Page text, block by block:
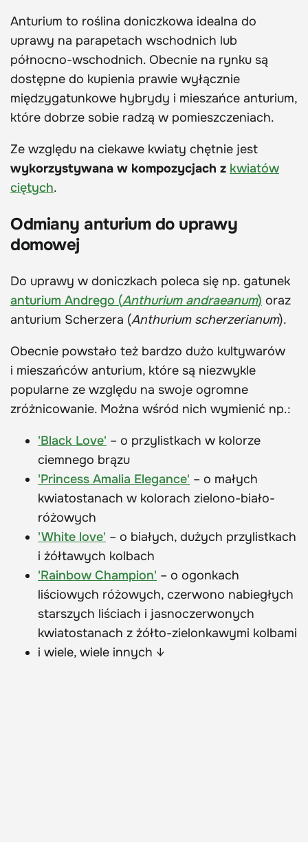
Anturium to roślina doniczkowa idealna do
uprawy na parapetach wschodnich lub
północno-wschodnich. Obecnie na rynku są
dostępne do kupienia prawie wyłącznie
międzygatunkowe hybrydy i mieszańce anturium,
które dobrze sobie radzą w pomieszczeniach.
Ze względu na ciekawe kwiaty chętnie jest
wykorzystywana w kompozycjach z kwiatów
ciętych.
Odmiany anturium do uprawy
domowej
Do uprawy w doniczkach poleca się np. gatunek
anturium Andrego (Anthurium andraeanum) oraz
anturium Scherzera (Anthurium scherzerianum).
Obecnie powstało też bardzo dużo kultywarów
i mieszańców anturium, które są niezwykle
popularne ze względu na swoje ogromne
zróżnicowanie. Można wśród nich wymienić np.:
'Black Love' – o przylistkach w kolorze
ciemnego brązu
'Princess Amalia Elegance' – o małych
kwiatostanach w kolorach zielono-biało-
różowych
'White love' – o białych, dużych przylistkach
i żółtawych kolbach
'Rainbow Champion' – o ogonkach
liściowych różowych, czerwono nabiegłych
starszych liściach i jasnoczerwonych
kwiatostanach z żółto-zielonkawymi kolbami
i wiele, wiele innych ↓